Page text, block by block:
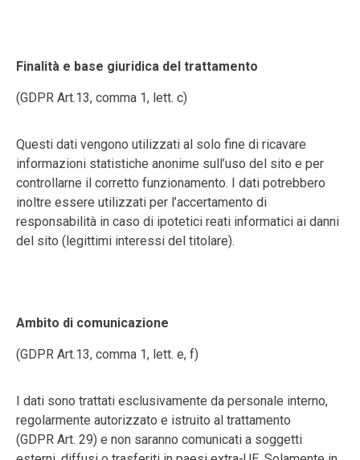
Finalità e base giuridica del trattamento
(GDPR Art.13, comma 1, lett. c)
Questi dati vengono utilizzati al solo fine di ricavare
informazioni statistiche anonime sull’uso del sito e per
controllarne il corretto funzionamento. I dati potrebbero
inoltre essere utilizzati per l’accertamento di
responsabilità in caso di ipotetici reati informatici ai danni
del sito (legittimi interessi del titolare).
Ambito di comunicazione
(GDPR Art.13, comma 1, lett. e, f)
I dati sono trattati esclusivamente da personale interno,
regolarmente autorizzato e istruito al trattamento
(GDPR Art. 29) e non saranno comunicati a soggetti